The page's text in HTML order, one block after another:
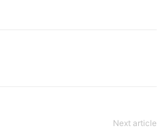
Next article